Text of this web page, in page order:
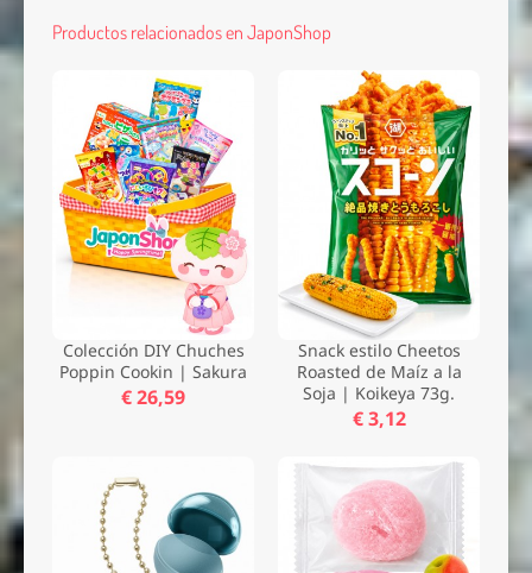
Productos relacionados en JaponShop
Colección DIY Chuches
Poppin Cookin | Sakura
€ 26,59
Snack estilo Cheetos
Roasted de Maíz a la
Soja | Koikeya 73g.
€ 3,12